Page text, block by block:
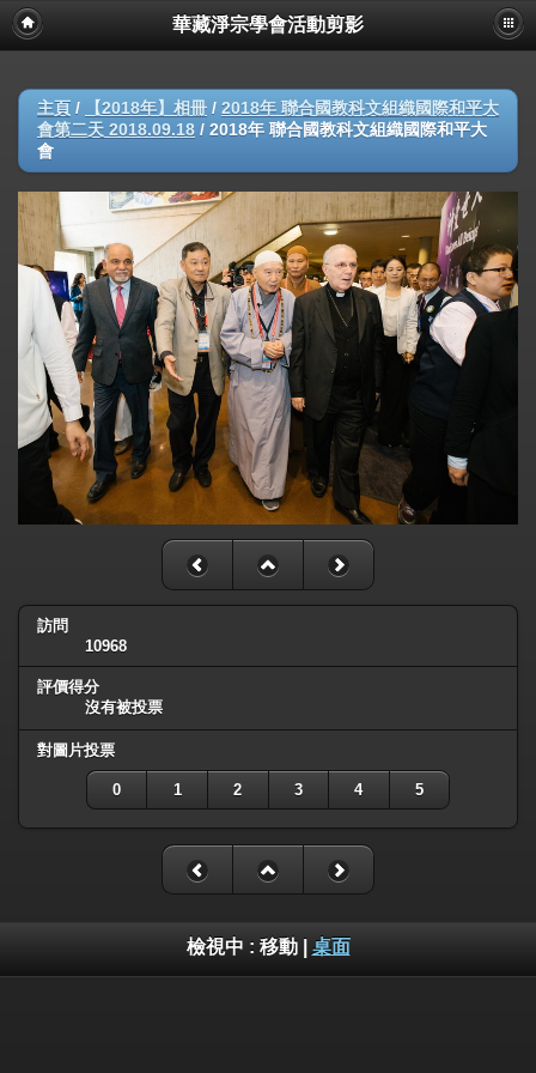
華藏淨宗學會活動剪影
主頁 / 【2018年】相冊 / 2018年 聯合國教科文組織國際和平大
會第二天 2018.09.18 / 2018年 聯合國教科文組織國際和平大
會
訪問
10968
評價得分
沒有被投票
對圖片投票
0 1 2 3 4 5
檢視中 : 移動| 桌面